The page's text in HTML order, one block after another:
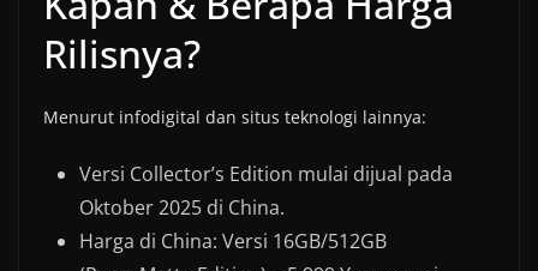
Rilisnya?
Menurut infodigital dan situs teknologi lainnya:
Versi Collector’s Edition mulai dijual pada
Oktober 2025 di China.
Harga di China: Versi 16GB/512GB